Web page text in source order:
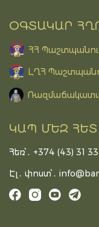
ՕԳՏԱԿԱՐ
ՀՀ
ԼՂՀ
ԿԱՊ ՄԵԶ ՀԵՏ
Հեռ՝․ +374 (43) 31
Էլ․ փոստ՝․